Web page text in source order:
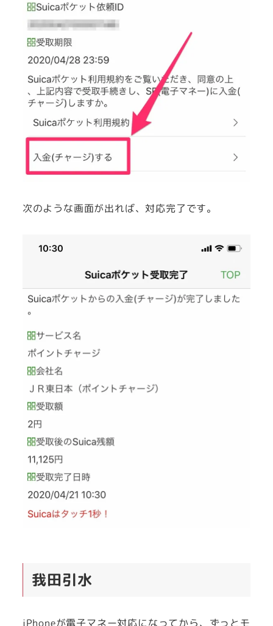
次のような画面が出れば、対応完了です。
我田引水
iPhoneが電子マネー対応になってから、ずっとモ